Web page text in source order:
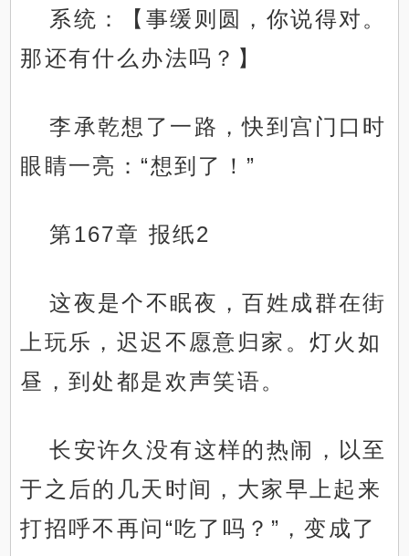
系统：【事缓则圆，你说得对。
那还有什么办法吗？】
李承乾想了一路，快到宫门口时
眼睛一亮：“想到了！”
第167章 报纸2
这夜是个不眠夜，百姓成群在街
上玩乐，迟迟不愿意归家。灯火如
昼，到处都是欢声笑语。
长安许久没有这样的热闹，以至
于之后的几天时间，大家早上起来
打招呼不再问“吃了吗？”，变成了